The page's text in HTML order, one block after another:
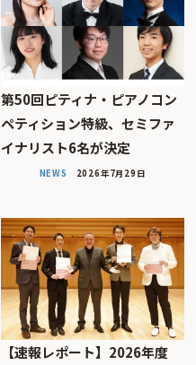
第50回ピティナ・ピアノコン
ペティション特級、セミファ
イナリスト6名が決定
NEWS 2026年7月29日
【速報レポート】2026年度